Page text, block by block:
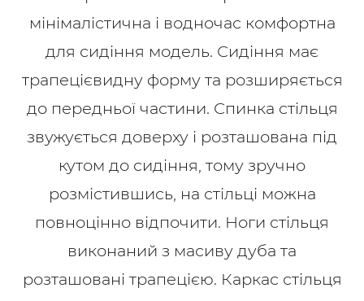
мінімалістична і водночас комфортна
для сидіння модель. Сидіння має
трапецієвидну форму та розширяється
до передньої частини. Спинка стільця
звужується доверху і розташована під
кутом до сидіння, тому зручно
розмістившись, на стільці можна
повноцінно відпочити. Ноги стільця
виконаний з масиву дуба та
розташовані трапецією. Каркас стільця